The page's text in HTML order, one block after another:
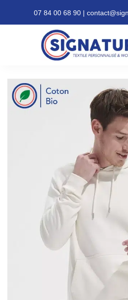
07 84 00 68 90 |